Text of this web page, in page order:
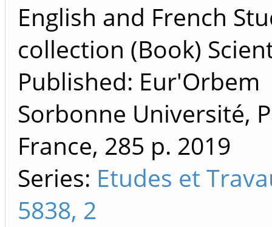
English and French
collection (Book)
Published: Eur'Orbem
Sorbonne Université,
France, 285 p. 2019
Series: Etudes et
5838, 2